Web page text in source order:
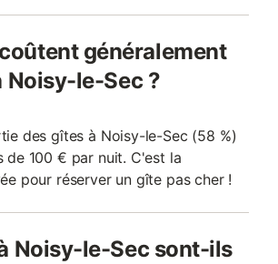
généralement
Noisy-le-Sec ?
des gîtes à Noisy-le-Sec (58 %)
de 100 € par nuit. C'est la
pour réserver un gîte pas cher !
Noisy-le-Sec sont-ils